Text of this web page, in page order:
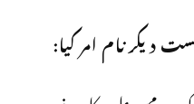
دیکر نام امر کیا: